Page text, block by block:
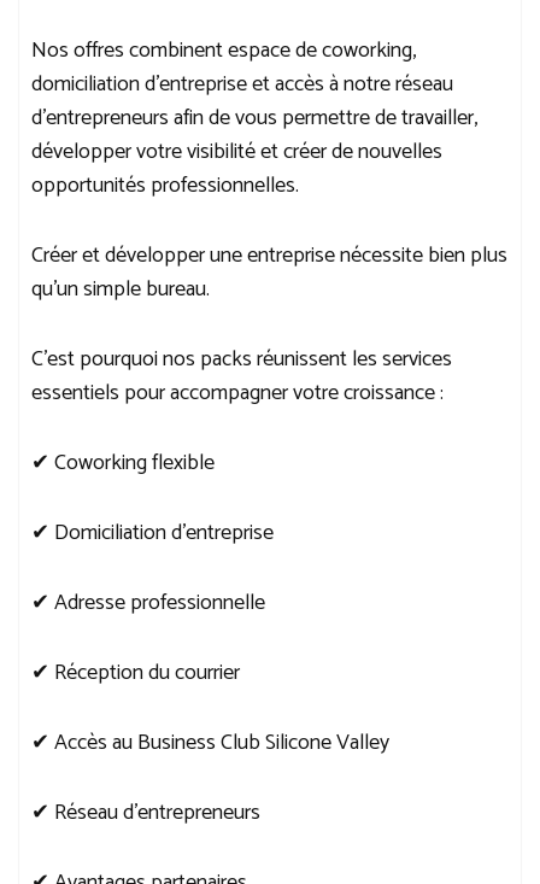
Nos offres combinent espace de coworking,
domiciliation d’entreprise et accès à notre réseau
d’entrepreneurs afin de vous permettre de travailler,
développer votre visibilité et créer de nouvelles
opportunités professionnelles.
Créer et développer une entreprise nécessite bien plus
qu’un simple bureau.
C’est pourquoi nos packs réunissent les services
essentiels pour accompagner votre croissance :
✔ Coworking flexible
✔ Domiciliation d’entreprise
✔ Adresse professionnelle
✔ Réception du courrier
✔ Accès au Business Club Silicone Valley
✔ Réseau d’entrepreneurs